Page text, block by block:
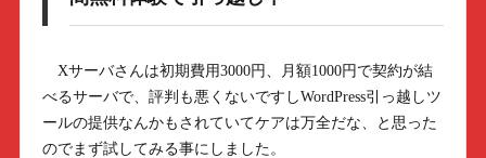
Xサーバさんは初期費用3000円、月額1000円で契約が結
べるサーバで、評判も悪くないですしWordPress引っ越しツ
ールの提供なんかもされていてケアは万全だな、と思った
のでまず試してみる事にしました。